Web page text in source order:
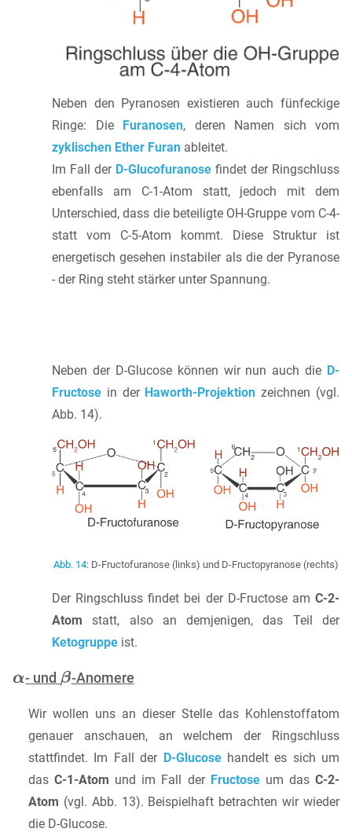
Neben den Pyranosen existieren auch fünfeckige
Ringe: Die Furanosen, deren Namen sich vom
zyklischen Ether Furan ableitet.
Im Fall der D-Glucofuranose findet der Ringschluss
ebenfalls am C-1-Atom statt, jedoch mit dem
Unterschied, dass die beteiligte OH-Gruppe vom C-4-
statt vom C-5-Atom kommt. Diese Struktur ist
energetisch gesehen instabiler als die der Pyranose
- der Ring steht stärker unter Spannung.
Neben der D-Glucose können wir nun auch die D-
Fructose in der Haworth-Projektion zeichnen (vgl.
Abb. 14).
Abb. 14: D-Fructofuranose (links) und D-Fructopyranose (rechts)
Der Ringschluss findet bei der D-Fructose am C-2-
Atom statt, also an demjenigen, das Teil der
Ketogruppe ist.
- und -Anomere
Wir wollen uns an dieser Stelle das Kohlenstoffatom
genauer anschauen, an welchem der Ringschluss
stattfindet. Im Fall der D-Glucosehandelt es sich um
dasC-1-Atom und im Fall der Fructoseum dasC-2-
Atom (vgl. Abb. 13). Beispielhaft betrachten wir wieder
die D-Glucose.